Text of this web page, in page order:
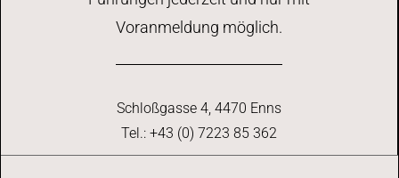
Voranmeldung möglich.
Schloßgasse 4, 4470 Enns
Tel.: +43 (0) 7223 85 362